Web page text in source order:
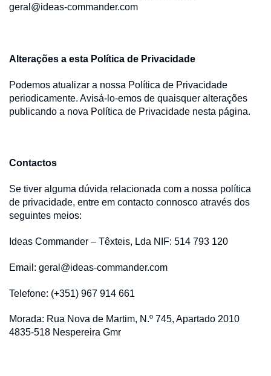
geral@ideas-commander.com
Alterações a esta Política de Privacidade
Podemos atualizar a nossa Política de Privacidade
periodicamente. Avisá-lo-emos de quaisquer alterações
publicando a nova Política de Privacidade nesta página.
Contactos
Se tiver alguma dúvida relacionada com a nossa política
de privacidade, entre em contacto connosco através dos
seguintes meios:
Ideas Commander – Têxteis, Lda NIF: 514 793 120
Email: geral@ideas-commander.com
Telefone: (+351) 967 914 661
Morada: Rua Nova de Martim, N.º 745, Apartado 2010
4835-518 Nespereira Gmr